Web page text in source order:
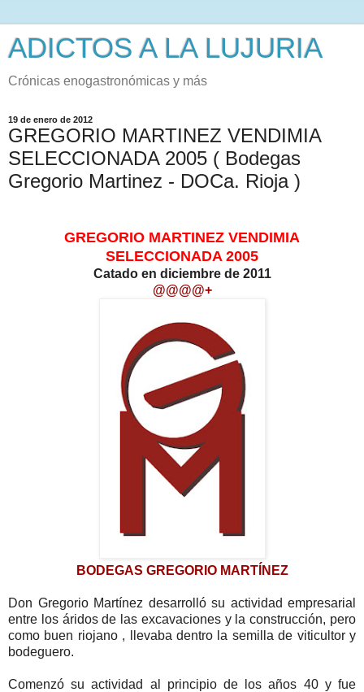
ADICTOS A LA LUJURIA
Crónicas enogastronómicas y más
19 de enero de 2012
GREGORIO MARTINEZ VENDIMIA
SELECCIONADA 2005 ( Bodegas
Gregorio Martinez - DOCa. Rioja )
GREGORIO MARTINEZ VENDIMIA
SELECCIONADA 2005
Catado en diciembre de 2011
@@@@+
BODEGAS GREGORIO MARTÍNEZ
Don Gregorio Martínez desarrolló su actividad empresarial
entre los áridos de las excavaciones y la construcción, pero
como buen riojano , llevaba dentro la semilla de viticultor y
bodeguero.
Comenzó su actividad al principio de los años 40 y fue